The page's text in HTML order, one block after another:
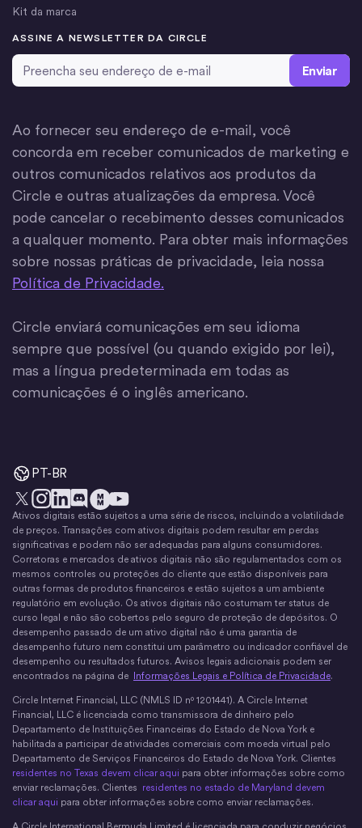
Kit da marca
ASSINE A NEWSLETTER DA CIRCLE
Email Address
Ao fornecer seu endereço de e-mail, você
concorda em receber comunicados de marketing e
outros comunicados relativos aos produtos da
Circle e outras atualizações da empresa. Você
pode cancelar o recebimento desses comunicados
a qualquer momento. Para obter mais informações
sobre nossas práticas de privacidade, leia nossa
Política de Privacidade.
Circle enviará comunicações em seu idioma
sempre que possível (ou quando exigido por lei),
mas a língua predeterminada em todas as
comunicações é o inglês americano.
PT-BR
X Instagram
LinkedIn
DiscórdiaO movimento do dinheiro
YouTube
Ativos digitais estão sujeitos a uma série de riscos, incluindo a volatilidade
de preços. Transações com ativos digitais podem resultar em perdas
significativas e podem não ser adequadas para alguns consumidores.
Corretoras e mercados de ativos digitais não são regulamentados com os
mesmos controles ou proteções do cliente que estão disponíveis para
outras formas de produtos financeiros e estão sujeitos a um ambiente
regulatório em evolução. Os ativos digitais não costumam ter status de
curso legal e não são cobertos pelo seguro de proteção de depósitos. O
desempenho passado de um ativo digital não é uma garantia de
desempenho futuro nem constitui um parâmetro ou indicador confiável de
desempenho ou resultados futuros. Avisos legais adicionais podem ser
encontrados na página de
Informações Legais e Política de Privacidade.
Circle Internet Financial, LLC (NMLS ID nº 1201441). A Circle Internet
Financial, LLC é licenciada como transmissora de dinheiro pelo
Departamento de Instituições Financeiras do Estado de Nova York e
habilitada a participar de atividades comerciais com moeda virtual pelo
Departamento de Serviços Financeiros do Estado de Nova York. Clientes
residentes no Texas devem clicar aqui para obter informações sobre como
enviar reclamações. Clientes residentes no estado de Maryland devem
clicar aqui para obter informações sobre como enviar reclamações.